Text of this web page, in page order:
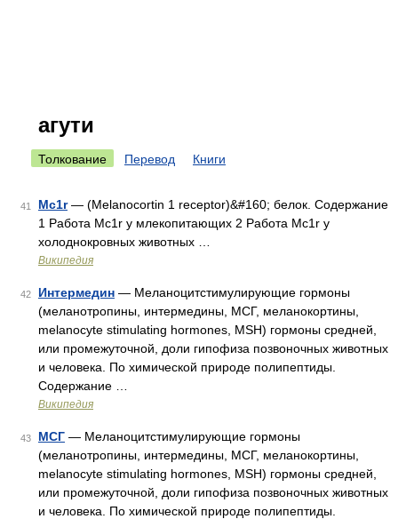
агути
Толкование Перевод Книги
41 Mc1r— (Melanocortin 1 receptor)&#160; белок. Содержание
1 Работа Мс1r у млекопитающих 2 Работа Мс1r у
холоднокровных животных …
Википедия
42 Интермедин — Меланоцитстимулирующие гормоны
(меланотропины, интермедины, МСГ, меланокортины,
melanocyte stimulating hormones, MSH) гормоны средней,
или промежуточной, доли гипофиза позвоночных животных
и человека. По химической природе полипептиды.
Содержание …
Википедия
43 МСГ — Меланоцитстимулирующие гормоны
(меланотропины, интермедины, МСГ, меланокортины,
melanocyte stimulating hormones, MSH) гормоны средней,
или промежуточной, доли гипофиза позвоночных животных
и человека. По химической природе полипептиды.